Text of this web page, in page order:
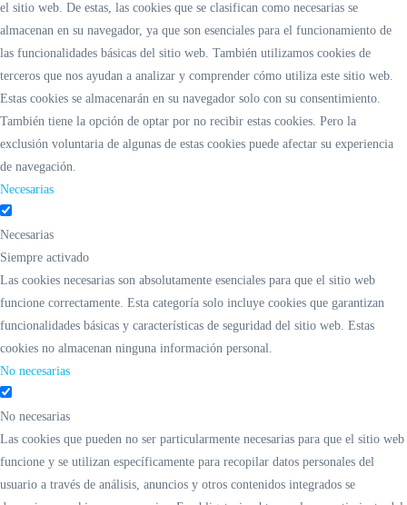
el sitio web. De estas, las cookies que se clasifican como necesarias se
almacenan en su navegador, ya que son esenciales para el funcionamiento de
las funcionalidades básicas del sitio web. También utilizamos cookies de
terceros que nos ayudan a analizar y comprender cómo utiliza este sitio web.
Estas cookies se almacenarán en su navegador solo con su consentimiento.
También tiene la opción de optar por no recibir estas cookies. Pero la
exclusión voluntaria de algunas de estas cookies puede afectar su experiencia
de navegación.
Necesarias
Necesarias
Siempre activado
Las cookies necesarias son absolutamente esenciales para que el sitio web
funcione correctamente. Esta categoría solo incluye cookies que garantizan
funcionalidades básicas y características de seguridad del sitio web. Estas
cookies no almacenan ninguna información personal.
No necesarias
No necesarias
Las cookies que pueden no ser particularmente necesarias para que el sitio web
funcione y se utilizan específicamente para recopilar datos personales del
usuario a través de análisis, anuncios y otros contenidos integrados se